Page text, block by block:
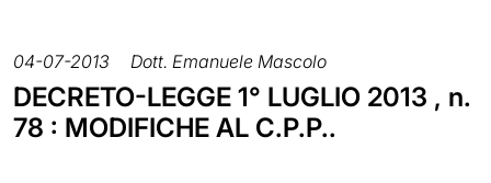
04-07-2013 Dott. Emanuele Mascolo
DECRETO-LEGGE 1° LUGLIO 2013 , n.
78 : MODIFICHE AL C.P.P..